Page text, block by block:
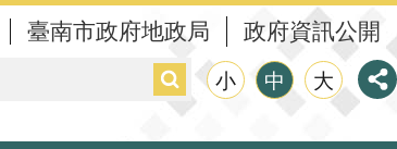
臺南市政府地政局 政府資訊公開
搜
尋 小 中 大